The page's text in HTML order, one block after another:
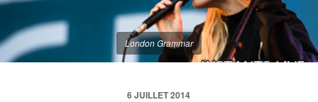
London Grammar
6 JUILLET 2014